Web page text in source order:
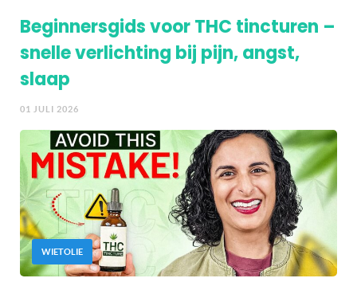
Beginnersgids voor THC tincturen –
snelle verlichting bij pijn, angst,
slaap
01 JULI 2026
WIETOLIE